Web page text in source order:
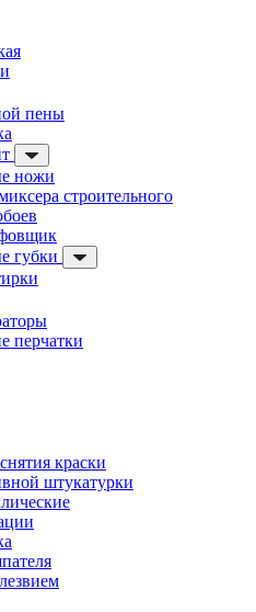
пены
ножи
строительного
губки
перчатки
краски
штукатурки